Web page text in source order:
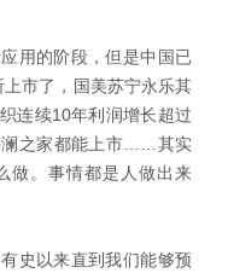
用的阶段，但是中国已
市了，国美苏宁永乐其
连续10年利润增长超过
澜之家都能上市……其实
做。事情都是人做出来
史以来直到我们能够预